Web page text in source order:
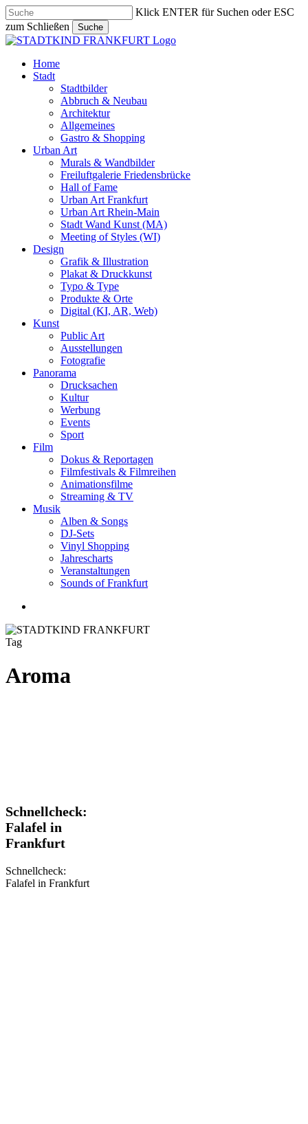
Skip
to
main
content
Klick ENTER für Suchen oder ESC
zum Schließen
Suche
Close
search
Menu
Home
Stadt
Stadtbilder
Abbruch & Neubau
Architektur
Allgemeines
Gastro & Shopping
Urban Art
Murals & Wandbilder
Freiluftgalerie Friedensbrücke
Hall of Fame
Urban Art Frankfurt
Urban Art Rhein-Main
Stadt Wand Kunst (MA)
Meeting of Styles (WI)
Design
Grafik & Illustration
Plakat & Druckkunst
Typo & Type
Produkte & Orte
Digital (KI, AR, Web)
Kunst
Public Art
Ausstellungen
Fotografie
Panorama
Drucksachen
Kultur
Werbung
Events
Sport
Film
Dokus & Reportagen
Filmfestivals & Filmreihen
Animationsfilme
Streaming & TV
Musik
Alben & Songs
DJ-Sets
Vinyl Shopping
Jahrescharts
Veranstaltungen
Sounds of Frankfurt
Tag
Aroma
Schnellcheck:
Falafel
in
Frankfurt
Schnellcheck:
Falafel in
Frankfurt
Schnellcheck:
Falafel in Frankfurt